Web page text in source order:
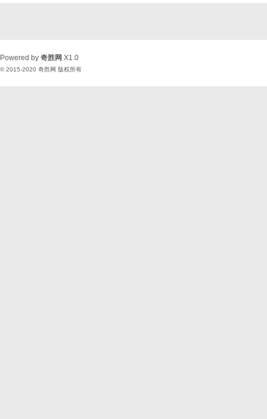
Powered by 奇胜网 X1.0
© 2015-2020 奇胜网 版权所有